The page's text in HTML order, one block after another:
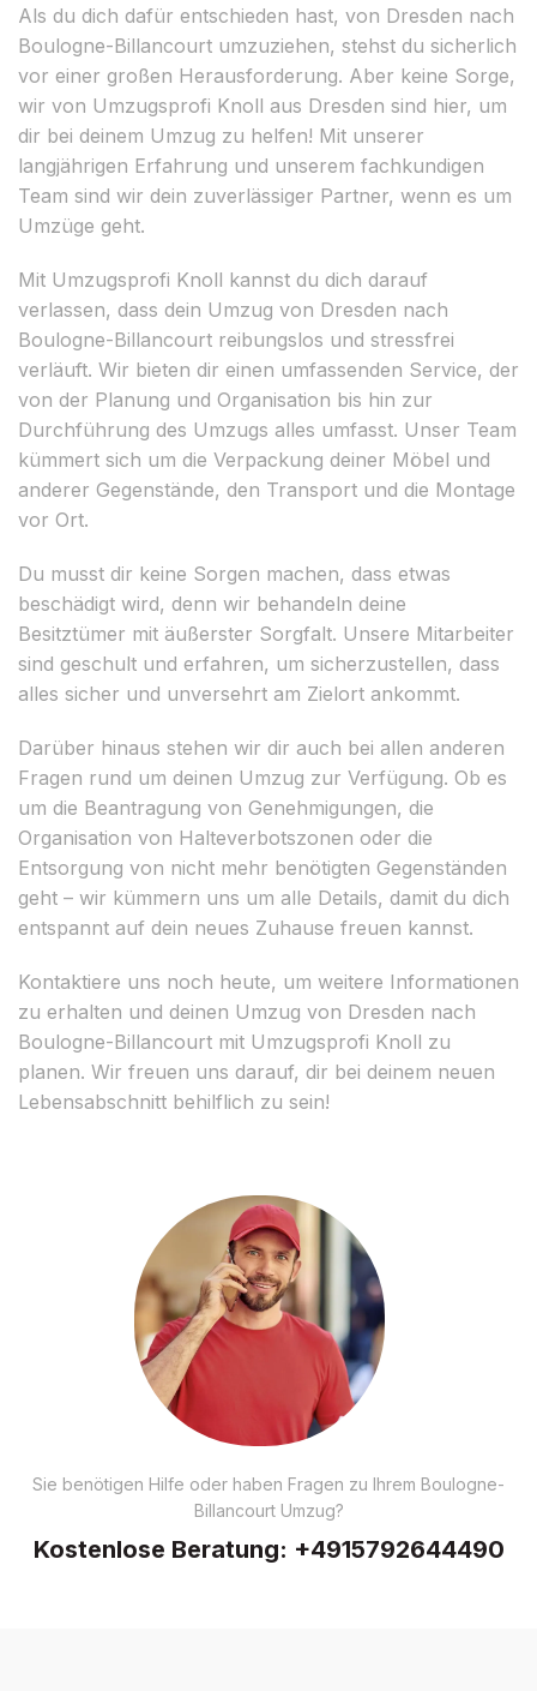
Als du dich dafür entschieden hast, von Dresden nach
Boulogne-Billancourt umzuziehen, stehst du sicherlich
vor einer großen Herausforderung. Aber keine Sorge,
wir von Umzugsprofi Knoll aus Dresden sind hier, um
dir bei deinem Umzug zu helfen! Mit unserer
langjährigen Erfahrung und unserem fachkundigen
Team sind wir dein zuverlässiger Partner, wenn es um
Umzüge geht.
Mit Umzugsprofi Knoll kannst du dich darauf
verlassen, dass dein Umzug von Dresden nach
Boulogne-Billancourt reibungslos und stressfrei
verläuft. Wir bieten dir einen umfassenden Service, der
von der Planung und Organisation bis hin zur
Durchführung des Umzugs alles umfasst. Unser Team
kümmert sich um die Verpackung deiner Möbel und
anderer Gegenstände, den Transport und die Montage
vor Ort.
Du musst dir keine Sorgen machen, dass etwas
beschädigt wird, denn wir behandeln deine
Besitztümer mit äußerster Sorgfalt. Unsere Mitarbeiter
sind geschult und erfahren, um sicherzustellen, dass
alles sicher und unversehrt am Zielort ankommt.
Darüber hinaus stehen wir dir auch bei allen anderen
Fragen rund um deinen Umzug zur Verfügung. Ob es
um die Beantragung von Genehmigungen, die
Organisation von Halteverbotszonen oder die
Entsorgung von nicht mehr benötigten Gegenständen
geht – wir kümmern uns um alle Details, damit du dich
entspannt auf dein neues Zuhause freuen kannst.
Kontaktiere uns noch heute, um weitere Informationen
zu erhalten und deinen Umzug von Dresden nach
Boulogne-Billancourt mit Umzugsprofi Knoll zu
planen. Wir freuen uns darauf, dir bei deinem neuen
Lebensabschnitt behilflich zu sein!
Sie benötigen Hilfe oder haben Fragen zu Ihrem Boulogne-
Billancourt Umzug?
Kostenlose Beratung: +4915792644490